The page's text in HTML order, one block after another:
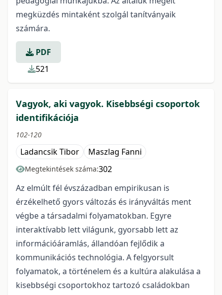
megküzdés mintaként szolgál tanítványaik
számára.
PDF
521
Vagyok, aki vagyok. Kisebbségi csoportok
identifikációja
102-120
Ladancsik Tibor Maszlag Fanni
Megtekintések száma:302
Az elmúlt fél évszázadban empirikusan is
érzékelhető gyors változás és irányváltás ment
végbe a társadalmi folyamatokban. Egyre
interaktívabb lett világunk, gyorsabb lett az
információáramlás, állandóan fejlődik a
kommunikációs technológia. A felgyorsult
folyamatok, a történelem és a kultúra alakulása a
kisebbségi csoportokhoz tartozó családokban